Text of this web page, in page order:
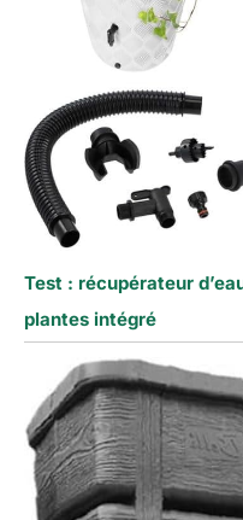
Test : récupérateur
plantes intégré